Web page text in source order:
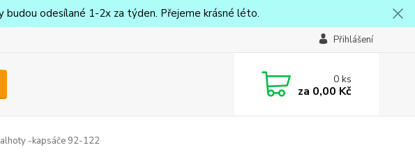
budou odesílané 1-2x za týden. Přejeme krásné léto.
Přihlášení
0ks
za 0,00 Kč
-kapsáče 92-122